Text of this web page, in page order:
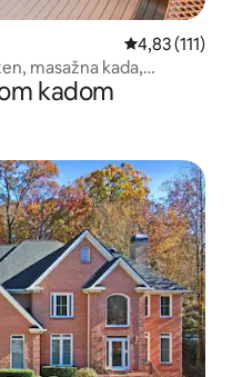
Prosječna
4,83 (111)
masažna kada,
kadom